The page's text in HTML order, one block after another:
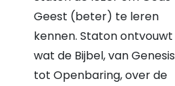
Geest (beter) te leren
kennen. Staton ontvouwt
wat de Bijbel, van Genesis
tot Openbaring, over de